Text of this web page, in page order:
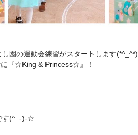
園の運動会練習がスタートします(*^_^*)
『☆King & Princess☆』！
す(^_-)-☆